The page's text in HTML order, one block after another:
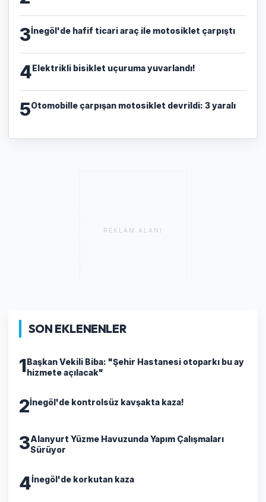
3İnegöl'de hafif ticari araç ile motosiklet çarpıştı
4Elektrikli bisiklet uçuruma yuvarlandı!
5Otomobille çarpışan motosiklet devrildi: 3 yaralı
REKLAM ALANI
SON EKLENENLER
1Başkan Vekili Biba: "Şehir Hastanesi otoparkı bu ay
hizmete açılacak"
2İnegöl'de kontrolsüz kavşakta kaza!
3Alanyurt Yüzme Havuzunda Yapım Çalışmaları
Sürüyor
4İnegöl'de korkutan kaza